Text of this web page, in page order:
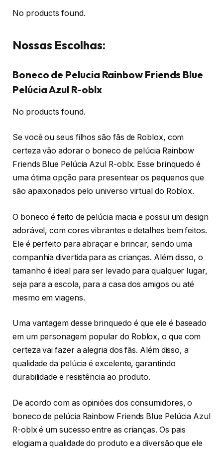
No products found.
Nossas Escolhas:
Boneco de Pelucia Rainbow Friends Blue
Pelúcia Azul R-oblx
No products found.
Se você ou seus filhos são fãs de Roblox, com
certeza vão adorar o boneco de pelúcia Rainbow
Friends Blue Pelúcia Azul R-oblx. Esse brinquedo é
uma ótima opção para presentear os pequenos que
são apaixonados pelo universo virtual do Roblox.
O boneco é feito de pelúcia macia e possui um design
adorável, com cores vibrantes e detalhes bem feitos.
Ele é perfeito para abraçar e brincar, sendo uma
companhia divertida para as crianças. Além disso, o
tamanho é ideal para ser levado para qualquer lugar,
seja para a escola, para a casa dos amigos ou até
mesmo em viagens.
Uma vantagem desse brinquedo é que ele é baseado
em um personagem popular do Roblox, o que com
certeza vai fazer a alegria dos fãs. Além disso, a
qualidade da pelúcia é excelente, garantindo
durabilidade e resistência ao produto.
De acordo com as opiniões dos consumidores, o
boneco de pelúcia Rainbow Friends Blue Pelúcia Azul
R-oblx é um sucesso entre as crianças. Os pais
elogiam a qualidade do produto e a diversão que ele